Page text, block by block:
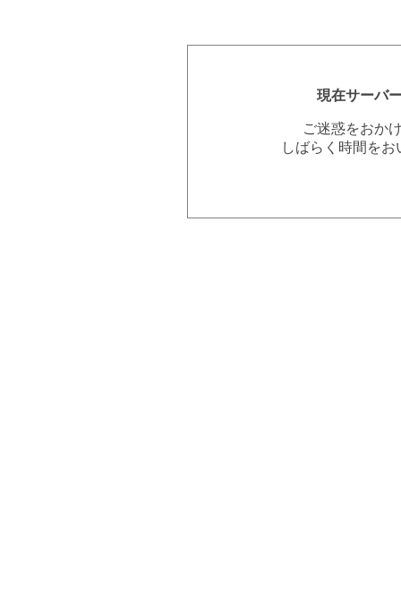
現在サーバ
ご迷惑をおか
しばらく時間を